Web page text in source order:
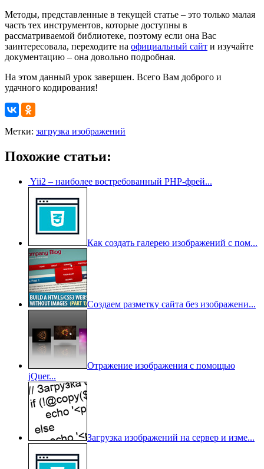
Методы, представленные в текущей статье – это только малая
часть тех инструментов, которые доступны в
рассматриваемой библиотеке, поэтому если она Вас
заинтересовала, переходите на официальный сайт и изучайте
документацию – она довольно подробная.
На этом данный урок завершен. Всего Вам доброго и
удачного кодирования!
Метки: загрузка изображений
Похожие статьи:
Yii2 – наиболее востребованный РНР-фрей...
Как создать галерею изображений с пом...
Создаем разметку сайта без изображени...
Отражение изображения с помощью
jQuer...
Загрузка изображений на сервер и изме...